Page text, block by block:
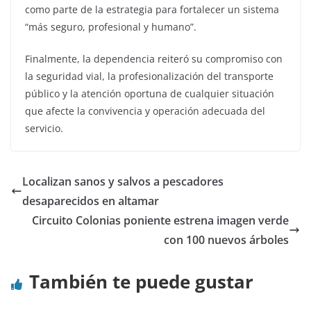
como parte de la estrategia para fortalecer un sistema
“más seguro, profesional y humano”.
Finalmente, la dependencia reiteró su compromiso con
la seguridad vial, la profesionalización del transporte
público y la atención oportuna de cualquier situación
que afecte la convivencia y operación adecuada del
servicio.
Localizan sanos y salvos a pescadores
desaparecidos en altamar
Circuito Colonias poniente estrena imagen verde
con 100 nuevos árboles
También te puede gustar